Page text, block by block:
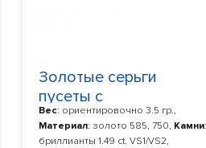
Золотые серьги
пусеты с
бриллиантами
2212274
Вес: ориентировочно 3.5 гр.,
Материал: золото 585, 750, Камни:
бриллианты 1.49 ct. VS1/VS2,